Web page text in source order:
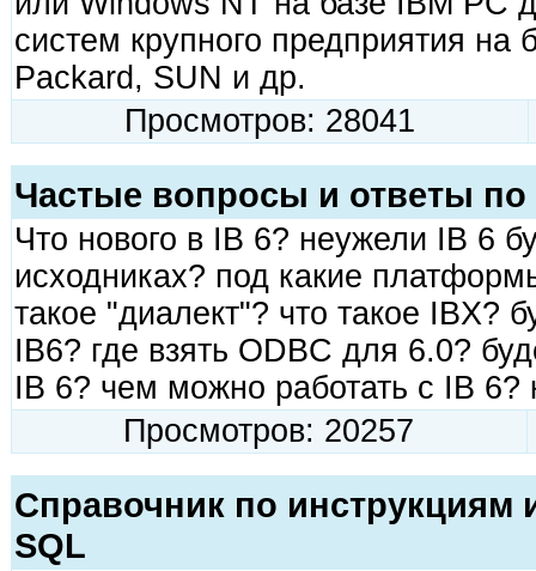
систем крупного предприятия на
Packard, SUN и др.
Просмотров: 28041
Частые вопросы и ответы по
Что нового в IB 6? неужели IB 6
исходниках? под какие
такое "диалект"? что такое IBX?
IB6? где взять ODBC для 6.0?
IB 6? чем можно работать с IB 6?
Просмотров: 20257
Справочник по инструкциям
SQL